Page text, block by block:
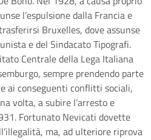
l’espulsione dalla Francia e
Bruxelles, dove assunse
e del Sindacato Tipografi.
Centrale della Lega Italiana
sempre prendendo parte
ai conseguenti conflitti sociali,
volta, a subire l’arresto e
Fortunato Nevicati dovette
ma, ad ulteriore riprova